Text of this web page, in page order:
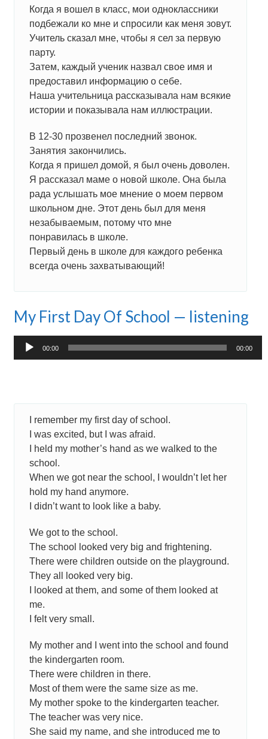
Когда я вошел в класс, мои одноклассники
подбежали ко мне и спросили как меня зовут.
Учитель сказал мне, чтобы я сел за первую
парту.
Затем, каждый ученик назвал свое имя и
предоставил информацию о себе.
Наша учительница рассказывала нам всякие
истории и показывала нам иллюстрации.
В 12-30 прозвенел последний звонок.
Занятия закончились.
Когда я пришел домой, я был очень доволен.
Я рассказал маме о новой школе. Она была
рада услышать мое мнение о моем первом
школьном дне. Этот день был для меня
незабываемым, потому что мне
понравилась в школе.
Первый день в школе для каждого ребенка
всегда очень захватывающий!
My First Day Of School — listening
Аудиоплеер
00:00 00:00
I remember my first day of school.
I was excited, but I was afraid.
I held my mother’s hand as we walked to the
school.
When we got near the school, I wouldn’t let her
hold my hand anymore.
I didn’t want to look like a baby.
We got to the school.
The school looked very big and frightening.
There were children outside on the playground.
They all looked very big.
I looked at them, and some of them looked at
me.
I felt very small.
My mother and I went into the school and found
the kindergarten room.
There were children in there.
Most of them were the same size as me.
My mother spoke to the kindergarten teacher.
The teacher was very nice.
She said my name, and she introduced me to